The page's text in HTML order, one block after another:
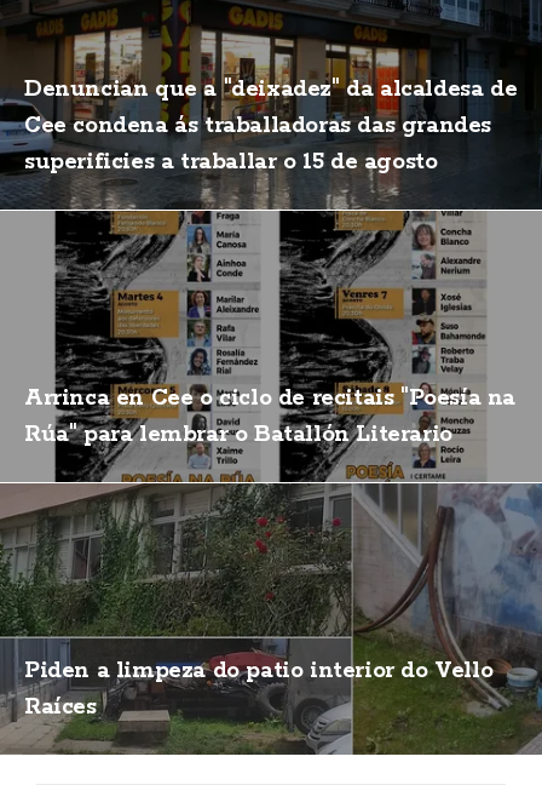
Denuncian que a "deixadez" da alcaldesa de
Cee condena ás traballadoras das grandes
superificies a traballar o 15 de agosto
Arrinca en Cee o ciclo de recitais "Poesía na
Rúa" para lembrar o Batallón Literario
Piden a limpeza do patio interior do Vello
Raíces